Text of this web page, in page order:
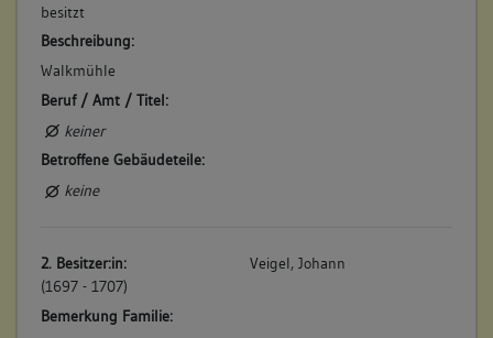
Beschreibung im Feuerversicherungskataster: "Vorstadt. Enz
Seite. Hinter dem Innern Enzthor. Nr. Eine Walk und Schleif
Betroffene Gebäudeteile:
5. Bauphase:
Oberenzmüller und Sägmüller Georg Conrad Fackler. Seit
damals gehörte die Walk- und Schleifmühle zur
Bürgermühle. (a)
besitzt
Beschreibung:
Walkmühle
Beruf / Amt / Titel:
keiner
Betroffene Gebäudeteile:
keine
2. Besitzer:in:
(1697 - 1707)
Veigel, Johann
Bemerkung Familie: